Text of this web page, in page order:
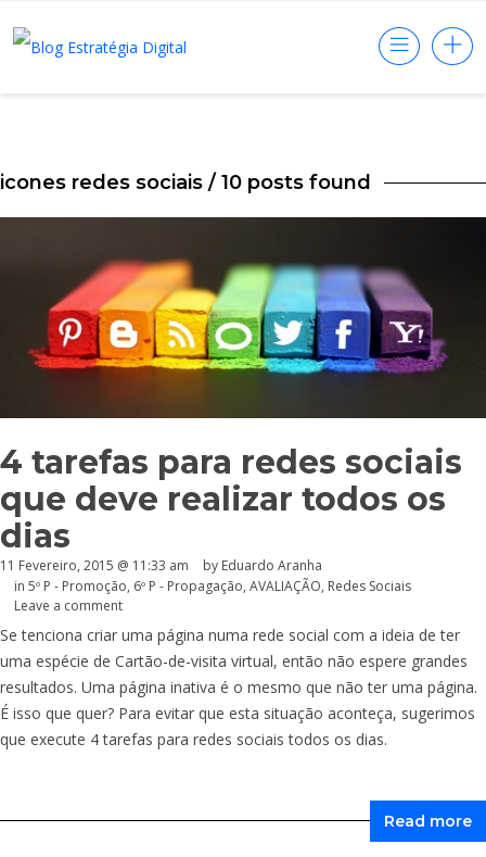
icones redes sociais / 10 posts found
4 tarefas para redes sociais
que deve realizar todos os
dias
11 Fevereiro, 2015 @ 11:33 am by Eduardo Aranha
in 5º P - Promoção, 6º P - Propagação, AVALIAÇÃO, Redes Sociais
Leave a comment
Se tenciona criar uma página numa rede social com a ideia de ter
uma espécie de Cartão-de-visita virtual, então não espere grandes
resultados. Uma página inativa é o mesmo que não ter uma página.
É isso que quer? Para evitar que esta situação aconteça, sugerimos
que execute 4 tarefas para redes sociais todos os dias.
Read more